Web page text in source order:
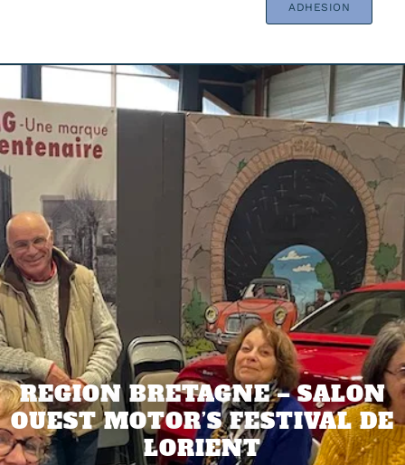
ADHESION
REGION BRETAGNE – SALON
OUEST MOTOR’S FESTIVAL DE
LORIENT